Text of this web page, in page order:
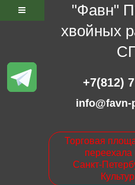
"Фавн"
хвойных
+7(812)
Торговая
переехала
Санкт-